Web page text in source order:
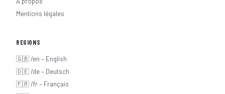
Mentions légales
REGIONS
🇬🇧 /en – English
🇩🇪 /de – Deutsch
🇫🇷 /fr – Français